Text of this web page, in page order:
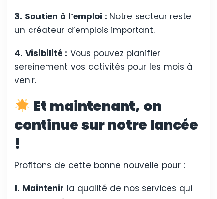
3. Soutien à l’emploi : Notre secteur reste
un créateur d’emplois important.
4. Visibilité : Vous pouvez planifier
sereinement vos activités pour les mois à
venir.
Et maintenant, on
continue sur notre lancée
!
Profitons de cette bonne nouvelle pour :
1. Maintenir la qualité de nos services qui